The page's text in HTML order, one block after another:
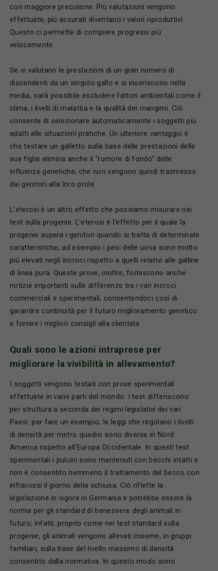
con maggiore precisione. Più valutazioni vengono
effettuate, più accurati diventano i valori riproduttivi.
Questo ci permette di compiere progressi più
velocemente.
Se si valutano le prestazioni di un gran numero di
discendenti da un singolo gallo e si inseriscono nella
media, sarà possibile escludere fattori ambientali come il
clima, i livelli di malattia e la qualità dei mangimi. Ciò
consente di selezionare automaticamente i soggetti più
adatti alle situazioni pratiche. Un ulteriore vantaggio è
che testare un galletto sulla base delle prestazioni delle
sue figlie elimina anche il “rumore di fondo” delle
influenze genetiche, che non vengono quindi trasmesse
dai genitori alla loro prole.
L’eterosi è un altro effetto che possiamo misurare nei
test sulla progenie. L’eterosi è l’effetto per il quale la
progenie supera i genitori quando si tratta di determinate
caratteristiche; ad esempio i pesi delle uova sono molto
più elevati negli incroci rispetto a quelli relativi alle galline
di linea pura. Queste prove, inoltre, forniscono anche
notizie importanti sulle differenze tra i vari incroci
commerciali e sperimentali, consentendoci così di
garantire continuità per il futuro miglioramento genetico
e fornire i migliori consigli alla clientela.
Quali sono le azioni intraprese per
migliorare la vivibilità in allevamento?
I soggetti vengono testati con prove sperimentali
effettuate in varie parti del mondo. I test differiscono
per struttura a seconda dei regimi legislativi dei vari
Paesi: per fare un esempio, le leggi che regolano i livelli
di densità per metro quadro sono diverse in Nord
America rispetto all’Europa Occidentale. In questi test
sperimentali i pulcini sono mantenuti con becchi intatti e
non è consentito nemmeno il trattamento del becco con
infrarossi il giorno della schiusa. Ciò riflette la
legislazione in vigore in Germania e potrebbe essere la
norma per gli standard di benessere degli animali in
futuro; infatti, proprio come nei test standard sulla
progenie, gli animali vengono allevati insieme, in gruppi
familiari, sulla base del livello massimo di densità
consentito dalla normativa. In questo modo sono